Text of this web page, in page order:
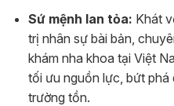
Sứ mệnh lan tỏa: Khát
trị nhân sự bài bản,
khám nha khoa tại Việt
tối ưu nguồn lực, bứt phá
trường tồn.